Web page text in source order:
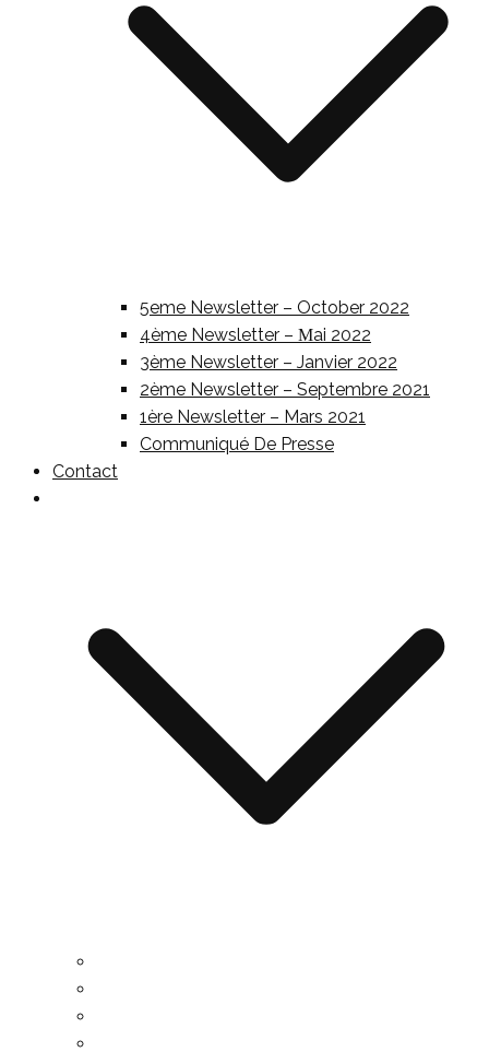
5eme Newsletter – October 2022
4ème Newsletter – Μai 2022
3ème Newsletter – Janvier 2022
2ème Newsletter – Septembre 2021
1ère Newsletter – Mars 2021
Communiqué De Presse
Contact